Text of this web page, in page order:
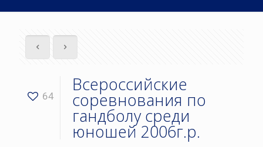
64
Всероссийские
соревнования по
гандболу среди
юношей 2006г.р.